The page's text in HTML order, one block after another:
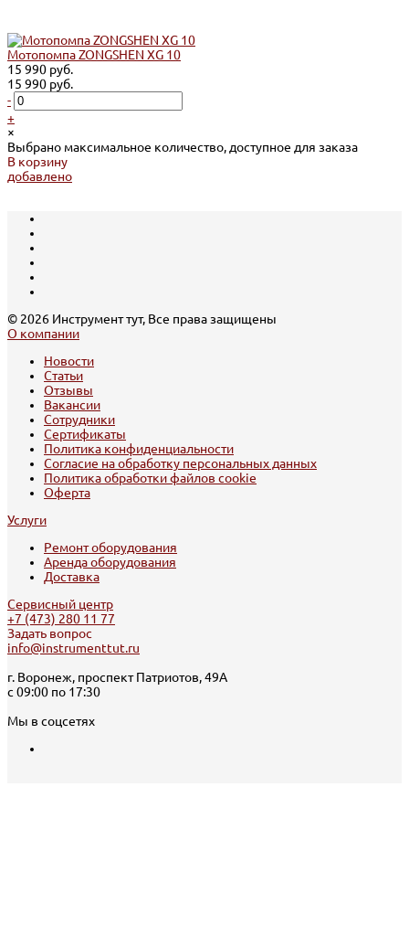
Мотопомпа ZONGSHEN XG 10
15 990 руб.
15 990 руб.
-
+
×
Выбрано максимальное количество, доступное для заказа
В корзину
добавлено
© 2026 Инструмент тут, Все права защищены
О компании
Новости
Статьи
Отзывы
Вакансии
Сотрудники
Сертификаты
Политика конфиденциальности
Согласие на обработку персональных данных
Политика обработки файлов cookie
Оферта
Услуги
Ремонт оборудования
Аренда оборудования
Доставка
Сервисный центр
+7 (473) 280 11 77
Задать вопрос
info@instrumenttut.ru
г. Воронеж, проспект Патриотов, 49А
с 09:00 по 17:30
Мы в соцсетях